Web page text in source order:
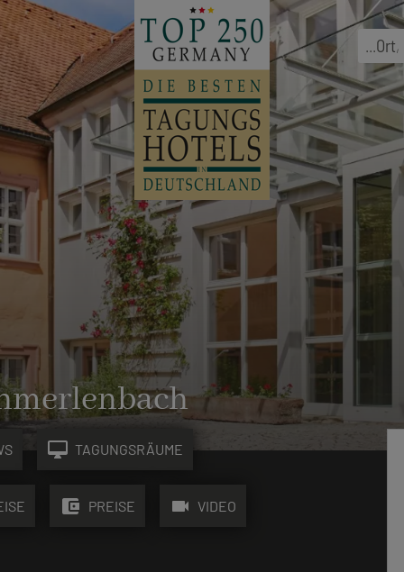
...Ort,
desktop_mac TAGUNGSRÄUME
account_balance_wallet PREISE videocam VIDEO